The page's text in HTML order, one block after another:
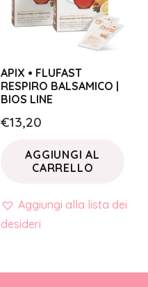
APIX • FLUFAST
RESPIRO BALSAMICO |
BIOS LINE
€13,20
AGGIUNGI AL
CARRELLO
Aggiungi alla lista dei
desideri